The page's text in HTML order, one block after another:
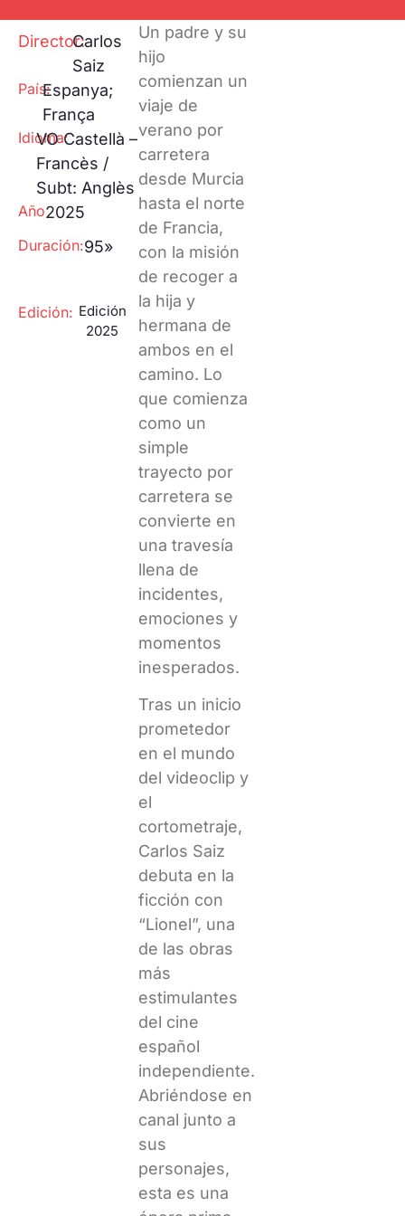
Huella ecológica
Especiales
Pantalla
Tarraco
Talento Local
RecXics
One to one
RECLab 10!
@panoramica
Director:Carlos
Saiz
País:Espanya;
França
Idioma:
VO Castellà –
Francès /
Subt: Anglès
Año2025
Duración:95»
Edición: Edición
2025
Un padre y su
hijo
comienzan un
viaje de
verano por
carretera
desde Murcia
hasta el norte
de Francia,
con la misión
de recoger a
la hija y
hermana de
ambos en el
camino. Lo
que comienza
como un
simple
trayecto por
carretera se
convierte en
una travesía
llena de
incidentes,
emociones y
momentos
inesperados.
Tras un inicio
prometedor
en el mundo
del videoclip y
el
cortometraje,
Carlos Saiz
debuta en la
ficción con
“Lionel”, una
de las obras
más
estimulantes
del cine
español
independiente.
Abriéndose en
canal junto a
sus
personajes,
esta es una